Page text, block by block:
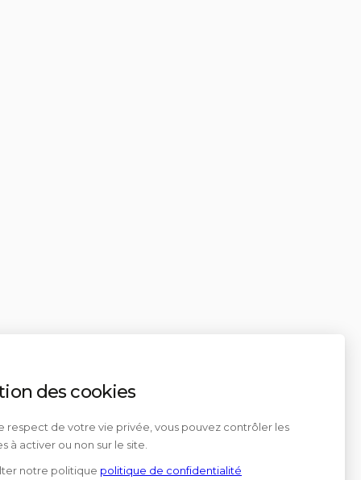
des cookies
respect de votre vie privée, vous pouvez contrôler les
à activer ou non sur le site.
notre politique politique de confidentialité